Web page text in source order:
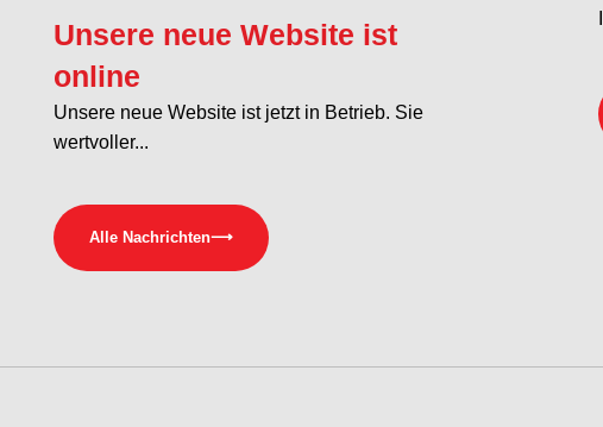
Unsere neue Website ist
online
Unsere neue Website ist jetzt in Betrieb. Sie
wertvoller...
Alle Nachrichten⟶